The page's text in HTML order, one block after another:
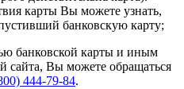
карты Вы можете узнать,
банковскую карту;
банковской карты и иным
сайта, Вы можете обращаться
444-79-84.